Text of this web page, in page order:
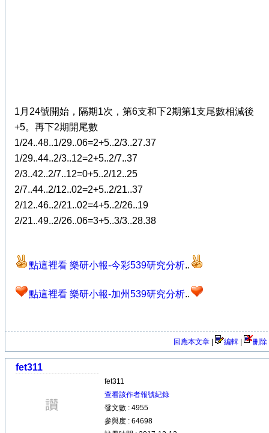
1月24號開始，隔期1次，第6支和下2期第1支尾數相減後
+5。再下2期開尾數
1/24..48..1/29..06=2+5..2/3..27.37
1/29..44..2/3..12=2+5..2/7..37
2/3..42..2/7..12=0+5..2/12..25
2/7..44..2/12..02=2+5..2/21..37
2/12..46..2/21..02=4+5..2/26..19
2/21..49..2/26..06=3+5..3/3..28.38
點這裡看 樂研小報-今彩539研究分析..
點這裡看 樂研小報-加州539研究分析..
回應本文章 編輯 刪除
fet311
fet311
查看該作者報號紀錄
發文數 : 4955
參與度 : 64698